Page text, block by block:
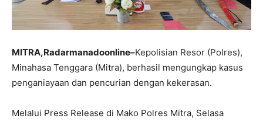
MITRA,Radarmanadoonline–Kepolisian Resor (Polres),
Minahasa Tenggara (Mitra), berhasil mengungkap kasus
penganiayaan dan pencurian dengan kekerasan.
Melalui Press Release di Mako Polres Mitra, Selasa